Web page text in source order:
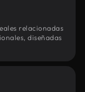
relacionadas
diseñadas